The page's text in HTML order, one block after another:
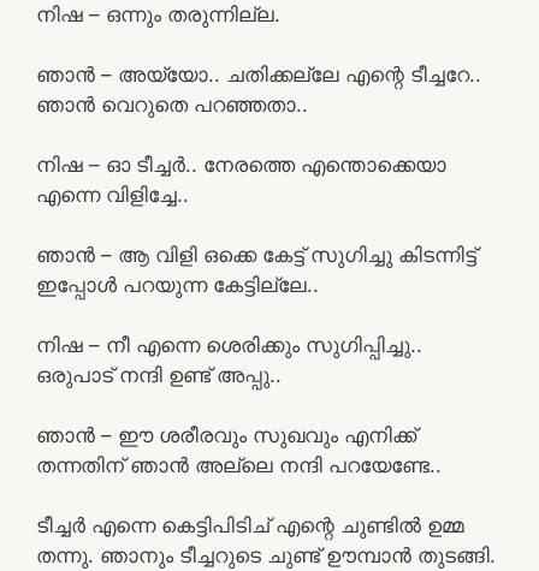
നിഷ – ഒന്നും തരുന്നില്ല.
ഞാൻ – അയ്യോ.. ചതിക്കല്ലേ എന്റെ ടീച്ചറേ..
ഞാൻ വെറുതെ പറഞ്ഞതാ..
നിഷ – ഓ ടീച്ചർ.. നേരത്തെ എന്തൊക്കെയാ
എന്നെ വിളിച്ചേ..
ഞാൻ – ആ വിളി ഒക്കെ കേട്ട് സുഗിച്ചു കിടന്നിട്ട്
ഇപ്പോൾ പറയുന്ന കേട്ടില്ലേ..
നിഷ – നീ എന്നെ ശെരിക്കും സുഗിപ്പിച്ചു..
ഒരുപാട് നന്ദി ഉണ്ട് അപ്പു..
ഞാൻ – ഈ ശരീരവും സുഖവും എനിക്ക്
തന്നതിന് ഞാൻ അല്ലെ നന്ദി പറയേണ്ടേ..
ടീച്ചർ എന്നെ കെട്ടിപിടിച് എന്റെ ചുണ്ടിൽ ഉമ്മ
തന്നു. ഞാനും ടീച്ചറുടെ ചുണ്ട് ഊമ്പാൻ തുടങ്ങി.